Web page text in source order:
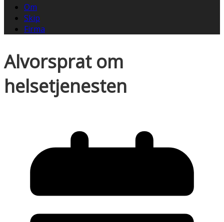
Om
Skip
Firma
Alvorsprat om
helsetjenesten